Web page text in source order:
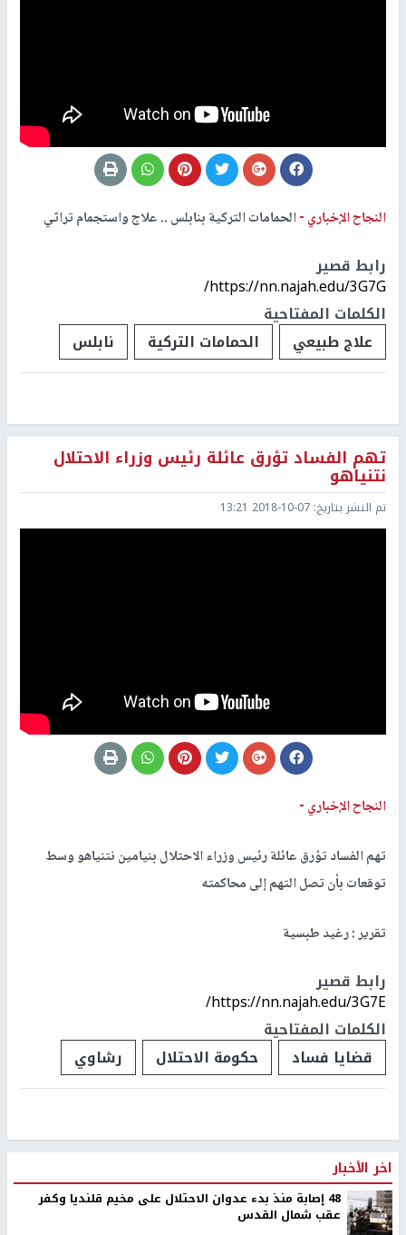
النجاح الإخباري -الحمامات التركية بنابلس .. علاج واستجمام تراثي
رابط قصير
https://nn.najah.edu/3G7G/
الكلمات المفتاحية
علاج طبيعي
الحمامات التركية نابلس
تهم الفساد تؤرق عائلة رئيس وزراء الاحتلال
نتنياهو
تم النشر بتاريخ: 2018-10-07 13:21
النجاح الإخباري -
تهم الفساد تؤرق عائلة رئيس وزراء الاحتلال بنيامين نتنياهو وسط
توقعات بأن تصل التهم إلى محاكمته
تقرير : رغيد طبسية
رابط قصير
https://nn.najah.edu/3G7E/
الكلمات المفتاحية
قضايا فساد
حكومة الاحتلال رشاوي
اخر الأخبار
48 إصابة منذ بدء عدوان الاحتلال على مخيم قلنديا وكفر
عقب شمال القدس